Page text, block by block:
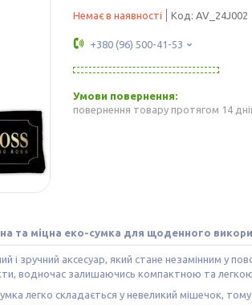
Немає в наявності Код: AV_24J002
+380 (96) 500-41-53
повернення товару протягом 14
та міцна еко-сумка для щоденного
і зручний аксесуар, який стане незамінним у
водночас залишаючись компактною та
легко складається у невеликий мішечок,